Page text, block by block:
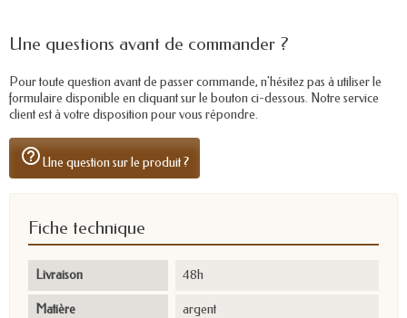
Une questions avant de commander ?
Pour toute question avant de passer commande, n'hésitez pas à utiliser le
formulaire disponible en cliquant sur le bouton ci-dessous. Notre service
client est à votre disposition pour vous répondre.
help_outlineUne question sur le produit ?
Fiche technique
Livraison 48h
Matière argent